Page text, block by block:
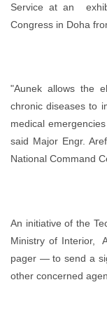
Service at an
Congress in Doha
"Aunek allows the
chronic diseases to
medical
said Major Engr.
National Command
An initiative of the
Ministry of Interior,
pager — to send a
other concerned